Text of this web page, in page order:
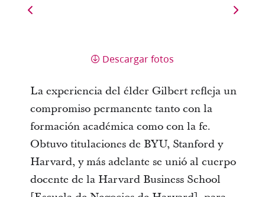
Descargar fotos
La experiencia del élder Gilbert refleja un
compromiso permanente tanto con la
formación académica como con la fe.
Obtuvo titulaciones de BYU, Stanford y
Harvard, y más adelante se unió al cuerpo
docente de la Harvard Business School